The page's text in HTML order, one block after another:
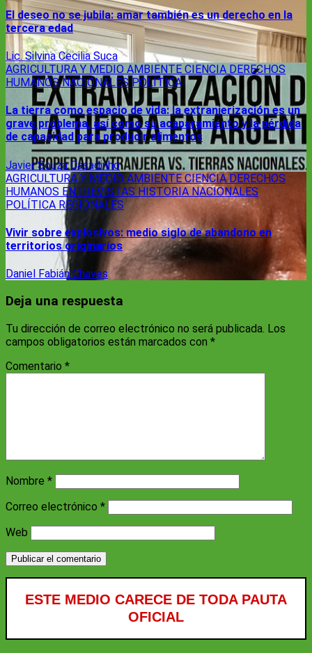
El deseo no se jubila: amar también es un derecho en la
tercera edad
Lic. Silvina Cecilia Suca
AGRICULTURA Y MEDIO AMBIENTE CIENCIA DERECHOS
HUMANOSNACIONALES POLÍTICA
La tierra como espacio de vida: la extranjerización es un
grave problema, así como su acaparamiento y la pérdida
de capacidad para producir alimentos
Javier Souza Casadinho
AGRICULTURA Y MEDIO AMBIENTECIENCIADERECHOS
HUMANOS ENTREVISTAS HISTORIA NACIONALES
POLÍTICA REGIONALES
Vivir sobre explosivos: medio siglo de abandono en
territorios originarios
Daniel Fabián Chaves
Deja una respuesta
Tu dirección de correo electrónico no será publicada. Los
campos obligatorios están marcados con *
Comentario *
Nombre *
Correo electrónico *
Web
ESTE MEDIO CARECE DE TODA PAUTA
OFICIAL